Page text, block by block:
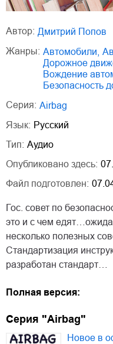
Автор:
Дмитрий Попов
Жанры:
автомобили
дорожное
вождение
безопасность
Серия:
Airbag
Язык: Русский
Тип: Аудио
Опубликовано здесь:
Файл подготовлен:
Гос. совет по
это и с чем
несколько полезных
Стандартизация
разработан стандарт…
Полная версия:
Серия "Airbag"
Новое в